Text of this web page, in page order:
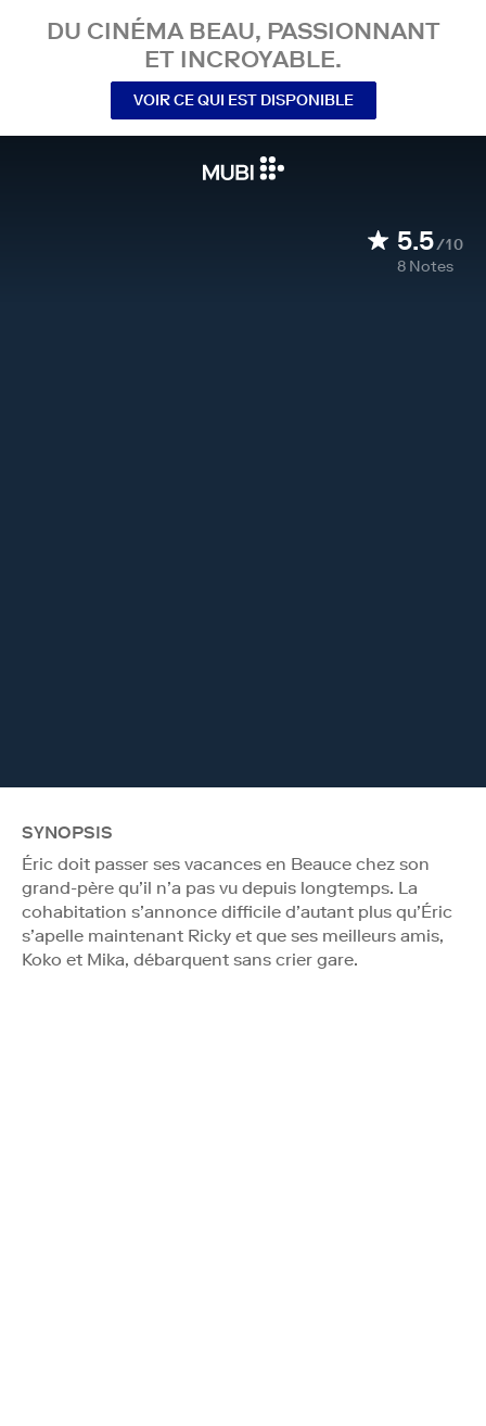
DU CINÉMA BEAU, PASSIONNANT
ET INCROYABLE.
VOIR CE QUI EST DISPONIBLE
5.5/10
8 Notes
SYNOPSIS
Éric doit passer ses vacances en Beauce chez son
grand-père qu’il n’a pas vu depuis longtemps. La
cohabitation s’annonce difficile d’autant plus qu’Éric
s’apelle maintenant Ricky et que ses meilleurs amis,
Koko et Mika, débarquent sans crier gare.